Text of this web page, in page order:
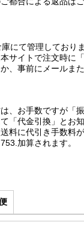
にて管理しており
サイトで注文時に
、事前にメールま
、お手数ですが「
「代金引換」とお
料に代引き手数料
加算されます。